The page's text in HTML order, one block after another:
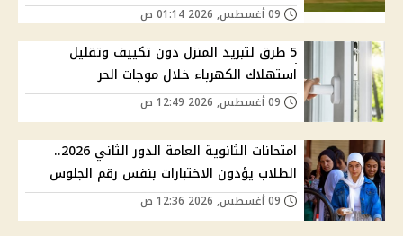
5 طرق لتبريد المنزل دون تكييف وتقليل
استهلاك الكهرباء خلال موجات الحر
امتحانات الثانوية العامة الدور الثاني 2026..
الطلاب يؤدون الاختبارات بنفس رقم الجلوس